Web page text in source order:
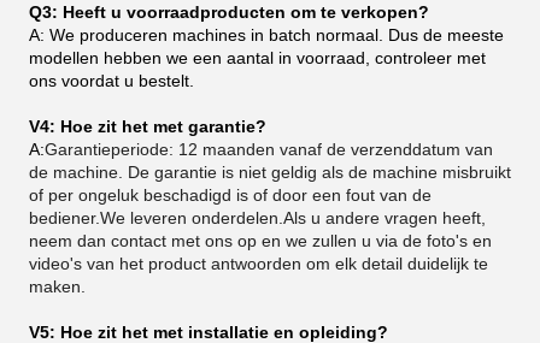
Q3: Heeft u voorraadproducten om te verkopen?
A: We produceren machines in batch normaal. Dus de meeste
modellen hebben we een aantal in voorraad, controleer met
ons voordat u bestelt.
V4: Hoe zit het met garantie?
A:Garantieperiode: 12 maanden vanaf de verzenddatum van
de machine. De garantie is niet geldig als de machine misbruikt
of per ongeluk beschadigd is of door een fout van de
bediener.We leveren onderdelen.Als u andere vragen heeft,
neem dan contact met ons op en we zullen u via de foto's en
video's van het product antwoorden om elk detail duidelijk te
maken.
V5: Hoe zit het met installatie en opleiding?